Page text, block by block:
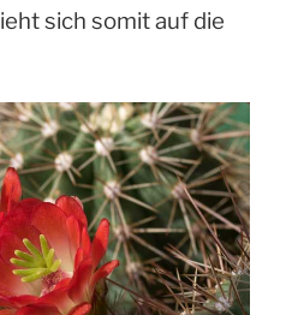
sich somit auf die